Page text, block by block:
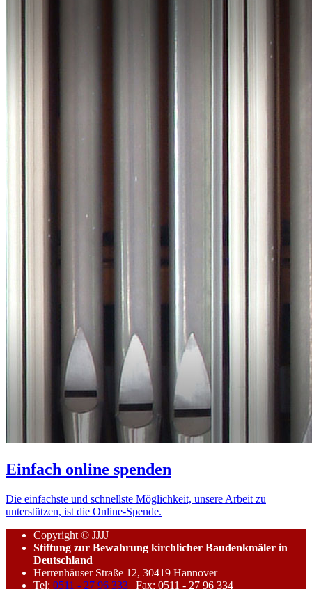
Einfach online spenden
Die einfachste und schnellste Möglichkeit, unsere Arbeit zu
unterstützen, ist die Online-Spende.
Copyright © JJJJ
Stiftung zur Bewahrung kirchlicher Baudenkmäler in
Deutschland
Herrenhäuser Straße 12, 30419 Hannover
Tel: 0511 - 27 96 333 | Fax: 0511 - 27 96 334